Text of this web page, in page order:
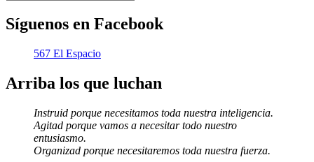
Síguenos en Facebook
567 El Espacio
Arriba los que luchan
Instruid porque necesitamos toda nuestra inteligencia.
Agitad porque vamos a necesitar todo nuestro
entusiasmo.
Organizad porque necesitaremos toda nuestra fuerza.